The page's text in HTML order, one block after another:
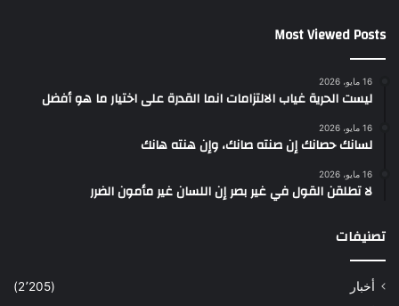
Most Viewed Posts
16 مايو، 2026
ليست الحرية غياب الالتزامات انما القدرة على اختيار ما هو أفضل
16 مايو، 2026
لسانك حصانك إن صنته صانك، وإن هنته هانك
16 مايو، 2026
لا تطلقن القول في غير بصر إن اللسان غير مأمون الضرر
تصنيفات
أخبار
(2٬205)